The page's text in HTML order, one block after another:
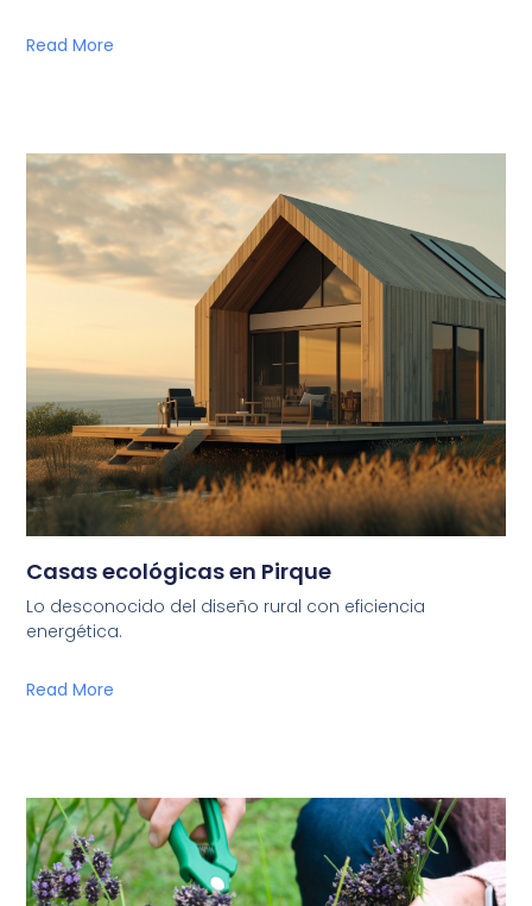
Read More
Casas ecológicas en Pirque
Lo desconocido del diseño rural con eficiencia
energética.
Read More